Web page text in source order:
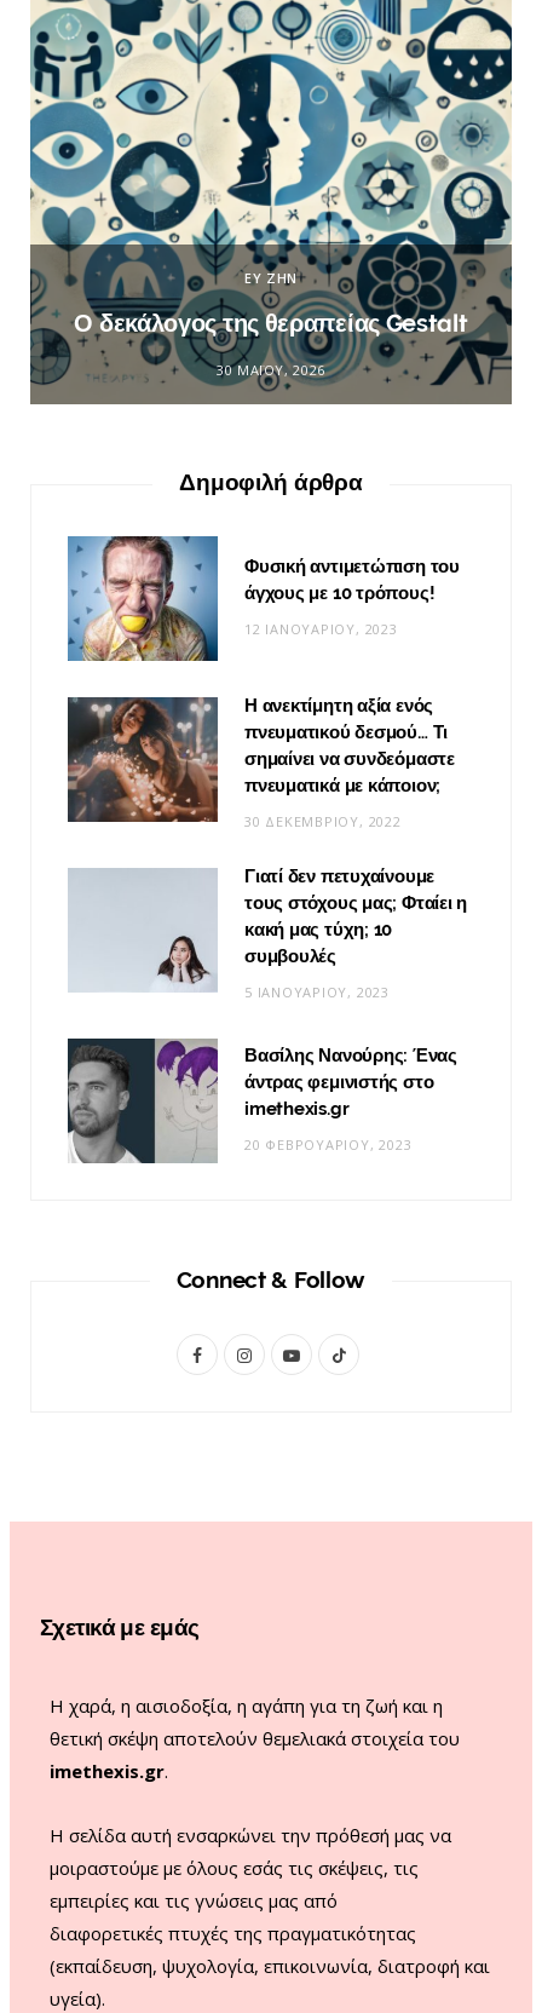
ΕΥ ΖΗΝ
Ο δεκάλογος της θεραπείας Gestalt
30 ΜΑΪ́ΟΥ, 2026
Δημοφιλή άρθρα
Φυσική αντιμετώπιση του
άγχους με 10 τρόπους!
12 ΙΑΝΟΥΑΡΊΟΥ, 2023
Η ανεκτίμητη αξία ενός
πνευματικού δεσμού… Τι
σημαίνει να συνδεόμαστε
πνευματικά με κάποιον;
30 ΔΕΚΕΜΒΡΊΟΥ, 2022
Γιατί δεν πετυχαίνουμε
τους στόχους μας; Φταίει η
κακή μας τύχη; 10
συμβουλές
5 ΙΑΝΟΥΑΡΊΟΥ, 2023
Βασίλης Νανούρης: Ένας
άντρας φεμινιστής στο
imethexis.gr
20 ΦΕΒΡΟΥΑΡΊΟΥ, 2023
Connect & Follow
F
b
I
a
Y
u
T
o
Σχετικά με εμάς
Η χαρά, η αισιοδοξία, η αγάπη για τη ζωή και η
θετική σκέψη αποτελούν θεμελιακά στοιχεία του
imethexis.gr.
H σελίδα αυτή ενσαρκώνει την πρόθεσή μας να
μοιραστούμε με όλους εσάς τις σκέψεις, τις
εμπειρίες και τις γνώσεις μας από
διαφορετικές πτυχές της πραγματικότητας
(εκπαίδευση, ψυχολογία, επικοινωνία, διατροφή και
υγεία).